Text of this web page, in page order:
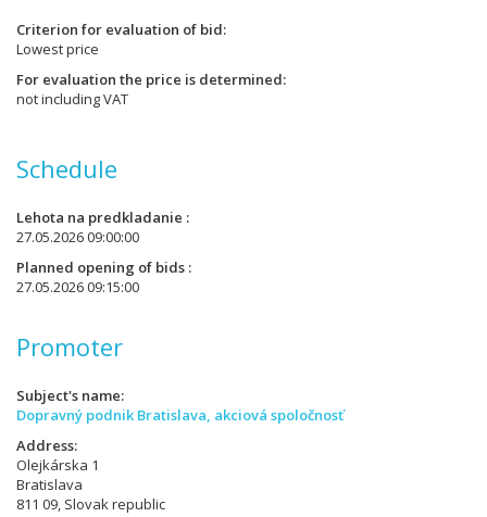
Criterion for evaluation of bid
Lowest price
For evaluation the price is determined
not including VAT
Schedule
Lehota na predkladanie
27.05.2026 09:00:00
Planned opening of bids
27.05.2026 09:15:00
Promoter
Subject's name
Dopravný podnik Bratislava, akciová spoločnosť
Address
Olejkárska 1
Bratislava
811 09, Slovak republic